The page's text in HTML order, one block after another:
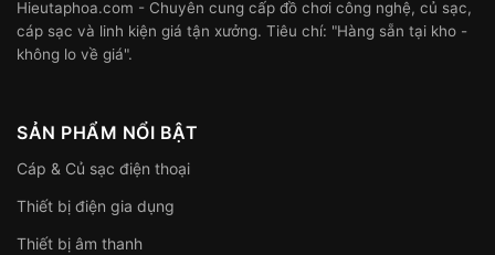
Hieutaphoa.com - Chuyên cung cấp đồ chơi công nghệ, củ sạc,
cáp sạc và linh kiện giá tận xưởng. Tiêu chí: "Hàng sẵn tại kho -
không lo về giá".
SẢN PHẨM NỔI BẬT
Cáp & Củ sạc điện thoại
Thiết bị điện gia dụng
Thiết bị âm thanh